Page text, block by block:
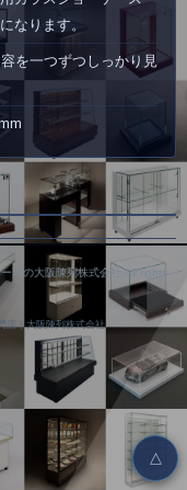
なります。
を一つずつしっかり見
スの大阪陳列株式会社 All rights
店｜大阪陳列株式会社
△